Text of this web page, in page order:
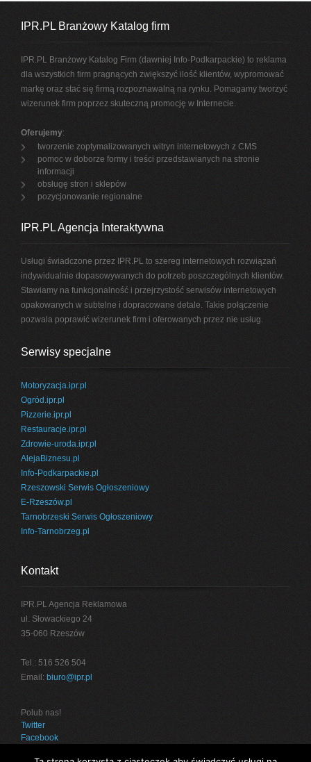
IPR.PL Branżowy Katalog firm
IPR.PL Branżowy Katalog Firm (dawniej Info-Podkarpackie) to reklama
dla wszystkich firm pragnących zwiększyć ilość klientów, wypromować
markę oraz stać się firmą rozpoznawalną na rynku. Pomagamy tworzyć
wizerunek firm poprzez skuteczną promocję w Internecie.
Oferujemy:
tworzenie zoptymalizowanych witryn internetowych z CMS
pomoc w doborze formy i treści przedstawianych na stronie
informacji
obsługę stron i sklepów
pozycjonowanie regionalne
IPR.PL Agencja Interaktywna
Usługi świadczone przez IPR.PL to szereg internetowych rozwiązań
indywidualnie dopasowywanych do potrzeb poszczególnych klientów.
Stawiamy na funkcjonalność i przejrzystość serwisów internetowych
opakowanych w subtelne i dopracowane detale. Takie połączenie
pozwala poprawić wizerunek firm i oferowanych przez nie usług.
Serwisy specjalne
Motoryzacja.ipr.pl
Ogród.ipr.pl
Pizzerie.ipr.pl
Restauracje.ipr.pl
Zdrowie-uroda.ipr.pl
AlejaBiznesu.pl
Info-Podkarpackie.pl
Rzeszowski Serwis Ogłoszeniowy
E-Rzeszów.pl
Tarnobrzeski Serwis Ogłoszeniowy
Info-Tarnobrzeg.pl
Kontakt
IPR.PL Agencja Reklamowa
ul. Słowackiego 24
35-060 Rzeszów
Tel.: 516 526 504
Email: biuro@ipr.pl
Polub nas!
Twitter
Facebook